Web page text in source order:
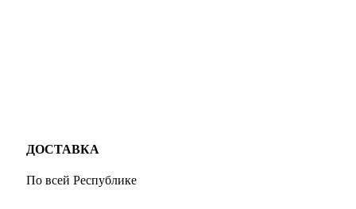
ДОСТАВКА
По всей Республике